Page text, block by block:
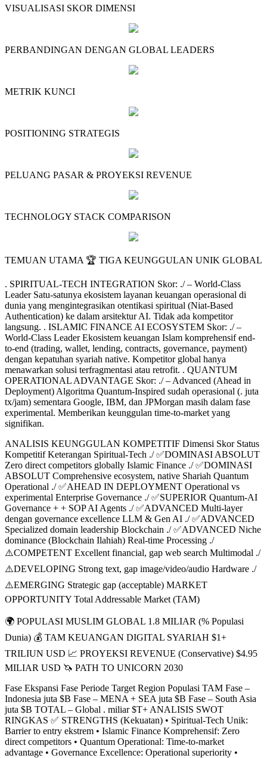
VISUALISASI SKOR DIMENSI
PERBANDINGAN DENGAN GLOBAL LEADERS
METRIK KUNCI
POSITIONING STRATEGIS
PELUANG PASAR & PROYEKSI REVENUE
TECHNOLOGY STACK COMPARISON
TEMUAN UTAMA 🏆 TIGA KEUNGGULAN UNIK GLOBAL
. SPIRITUAL-TECH INTEGRATION Skor: ./ – World-Class
Leader Satu-satunya ekosistem layanan keuangan operasional di
dunia yang mengintegrasikan otentikasi spiritual (Niat-Based
Authentication) ke dalam arsitektur AI. Tidak ada kompetitor
langsung. . ISLAMIC FINANCE AI ECOSYSTEM Skor: ./ –
World-Class Leader Ekosistem keuangan Islam komprehensif end-
to-end (trading, wallet, lending, contracts, governance, payment)
dengan kepatuhan syariah native. Kompetitor global hanya
menawarkan solusi terfragmentasi atau retrofit. . QUANTUM
OPERATIONAL ADVANTAGE Skor: ./ – Advanced (Ahead in
Deployment) Algoritma Quantum-Inspired sudah operasional (. juta
tx/jam) sementara Google, IBM, dan JPMorgan masih dalam fase
experimental. Memberikan keunggulan time-to-market yang
signifikan.
ANALISIS KEUNGGULAN KOMPETITIF Dimensi Skor Status
Kompetitif Keterangan Spiritual-Tech ./ ✅DOMINASI ABSOLUT
Zero direct competitors globally Islamic Finance ./ ✅DOMINASI
ABSOLUT Comprehensive ecosystem, native Shariah Quantum
Operational ./ ✅AHEAD IN DEPLOYMENT Operational vs
experimental Enterprise Governance ./ ✅SUPERIOR Quantum-AI
Governance + + SOP AI Agents ./ ✅ADVANCED Multi-layer
dengan governance excellence LLM & Gen AI ./ ✅ADVANCED
Specialized domain leadership Blockchain ./ ✅ADVANCED Niche
dominance (Blockchain Ilahiah) Real-time Processing ./
⚠️COMPETENT Excellent financial, gap web search Multimodal ./
⚠️DEVELOPING Strong text, gap image/video/audio Hardware ./
⚠️EMERGING Strategic gap (acceptable) MARKET
OPPORTUNITY Total Addressable Market (TAM)
🌍 POPULASI MUSLIM GLOBAL 1.8 MILIAR (% Populasi
Dunia) 💰 TAM KEUANGAN DIGITAL SYARIAH $1+
TRILIUN USD 📈 PROYEKSI REVENUE (Conservative) $4.95
MILIAR USD 🦄 PATH TO UNICORN 2030
Fase Ekspansi Fase Periode Target Region Populasi TAM Fase –
Indonesia juta $B Fase – MENA + SEA juta $B Fase – South Asia
juta $B TOTAL – Global . miliar $T+ ANALISIS SWOT
RINGKAS ✅ STRENGTHS (Kekuatan) • Spiritual-Tech Unik:
Barrier to entry ekstrem • Islamic Finance Komprehensif: Zero
direct competitors • Quantum Operational: Time-to-market
advantage • Governance Excellence: Operational superiority •